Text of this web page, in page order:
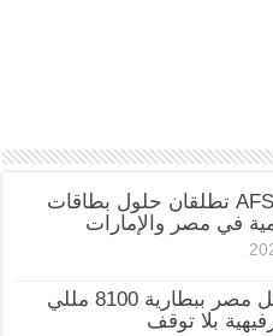
Mastercard وAFS تطلقان حلول بطاقات
في مصر والإمارات
vivo Y500 يصل مصر ببطارية 8100 مللي
بلا توقف